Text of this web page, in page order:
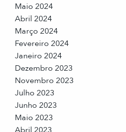
Maio 2024
Abril 2024
Março 2024
Fevereiro 2024
Janeiro 2024
Dezembro 2023
Novembro 2023
Julho 2023
Junho 2023
Maio 2023